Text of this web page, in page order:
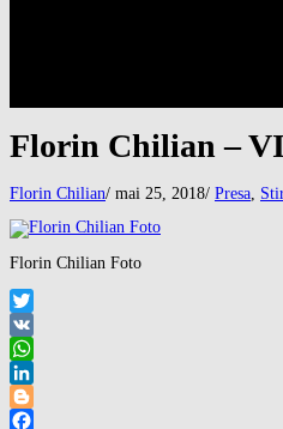
Florin Chilian –
Florin Chilian/ mai 25, 2018/ Presa,
Florin Chilian Foto
Twitter
VK
WhatsApp
LinkedIn
Blogger